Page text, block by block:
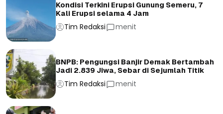
Kondisi Terkini Erupsi Gunung Semeru, 7
Kali Erupsi selama 4 Jam
Tim Redaksi menit
BNPB: Pengungsi Banjir Demak Bertambah
Jadi 2.839 Jiwa, Sebar di Sejumlah Titik
Tim Redaksi menit